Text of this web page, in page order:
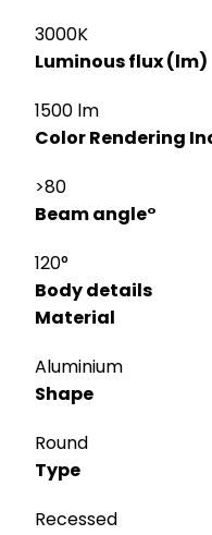
3000K
Luminous flux (lm)
1500 lm
Color Rendering
>80
Beam angle°
120°
Body details
Material
Aluminium
Shape
Round
Type
Recessed